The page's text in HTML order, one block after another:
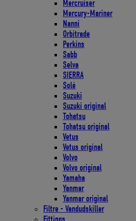
Mercruiser
Mercury-Mariner
Nanni
Orbitrade
Perkins
Sabb
Selva
SIERRA
Solé
Suzuki
Suzuki original
Tohatsu
Tohatsu original
Vetus
Vetus original
Volvo
Volvo original
Yamaha
Yanmar
Yanmar original
Filtre - Vandudskiller